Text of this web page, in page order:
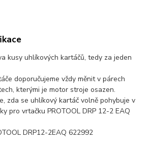
kusy uhlíkových kartáčů, tedy za jeden
doporučujeme vždy měnit v párech
kterými je motor stroje osazen.
zda se uhlíkový kartáč volně pohybuje v
pro vrtačku PROTOOL DRP 12-2 EAQ
DRP12-2EAQ 622992